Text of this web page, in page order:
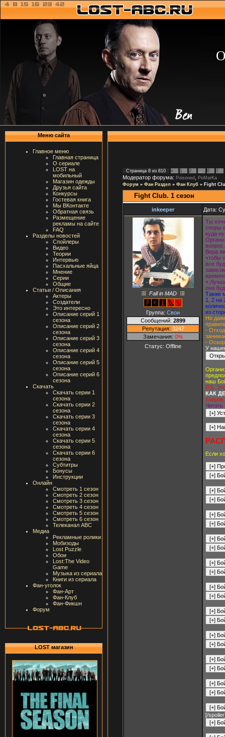
Меню сайта
Главное меню
Главная страница
О сериале
LOST на
мобильный
Магазин одежды
Друзья сайта
Конкурсы
Гостевая книга
Мы ВКонтакте
Обратная связь
Размещение
рекламы на сайте
FAQ
Разделы новостей
Спойлеры
Видео
Теории
Интервью
Пасхальные яйца
Мнение
Серии
Общие
Статьи / Описания
Актеры
Создатели
Это интересно
Описание серий 1
сезона
Описание серий 2
сезона
Описание серий 3
сезона
Описание серий 4
сезона
Описание серий 5
сезона
Описание серий 6
сезона
Скачать
Скачать серии 1
сезона
Скачать серии 2
сезона
Скачать серии 3
сезона
Скачать серии 4
сезона
Скачать серии 5
сезона
Скачать серии 6
сезона
Субтитры
Бонусы
Инструкции
Онлайн
Смотреть 1 сезон
Смотреть 2 сезон
Смотреть 3 сезон
Смотреть 4 сезон
Смотреть 5 сезон
Смотреть 6 сезон
Телеканал ABC
Медиа
Рекламные ролики
Мобизоды
Lost Puzzle
Обои
Lost:The Video
Game
Музыка из сериала
Книги из сериала
Фан-уголок
Фан-Арт
Фан-Клуб
Фан-Фикшн
Форум
LOST магазин
Страница 8 из 810 « 1 2 6 7
Модератор форума: Poisoned
PoMarKa
Форум » Фан Раздел » Фан Клуб » Fight
Fight Club. 1 сезон
inkeeper Дата:
Fall in MAD
Группа: Свои
Сообщений: 2899
Репутация: 3247
Замечания: 0%
Статус: Offline
Ты
споры
куда
Вера
чтобы
все
«
она
Также
1, 2 на
из
Но
-
-
У
наш
P.S.
КАК
споров
Если
[/